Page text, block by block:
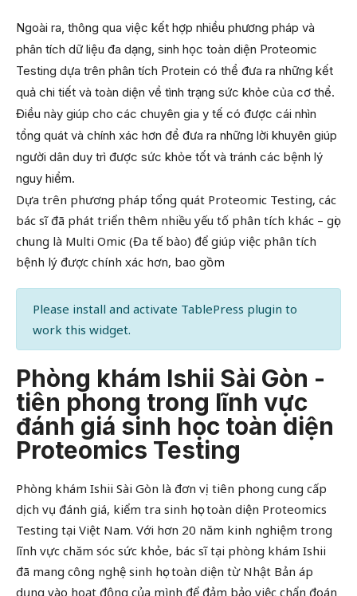
Ngoài ra, thông qua việc kết hợp nhiều phương pháp và
phân tích dữ liệu đa dạng, sinh học toàn diện Proteomic
Testing dựa trên phân tích Protein có thể đưa ra những kết
quả chi tiết và toàn diện về tình trạng sức khỏe của cơ thể.
Điều này giúp cho các chuyên gia y tế có được cái nhìn
tổng quát và chính xác hơn để đưa ra những lời khuyên giúp
người dân duy trì được sức khỏe tốt và tránh các bệnh lý
nguy hiểm.
Dựa trên phương pháp tổng quát Proteomic Testing, các
bác sĩ đã phát triển thêm nhiều yếu tố phân tích khác – gọi
chung là Multi Omic (Đa tế bào) để giúp việc phân tích
bệnh lý được chính xác hơn, bao gồm
Please install and activate TablePress plugin to
work this widget.
Phòng khám Ishii Sài Gòn -
tiên phong trong lĩnh vực
đánh giá sinh học toàn diện
Proteomics Testing
Phòng khám Ishii Sài Gòn là đơn vị tiên phong cung cấp
dịch vụ đánh giá, kiểm tra sinh học toàn diện Proteomics
Testing tại Việt Nam. Với hơn 20 năm kinh nghiệm trong
lĩnh vực chăm sóc sức khỏe, bác sĩ tại phòng khám Ishii
đã mang công nghệ sinh học toàn diện từ Nhật Bản áp
dụng vào hoạt động của mình để đảm bảo việc chẩn đoán